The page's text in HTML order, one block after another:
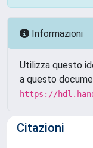
Informazioni
Utilizza questo
a questo
https://
Citazioni